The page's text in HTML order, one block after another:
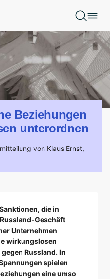
Beziehungen
unterordnen
von Klaus Ernst,
die in
Geschäft
Unternehmen
wirkungslosen
Russland. In
spielen
eine umso